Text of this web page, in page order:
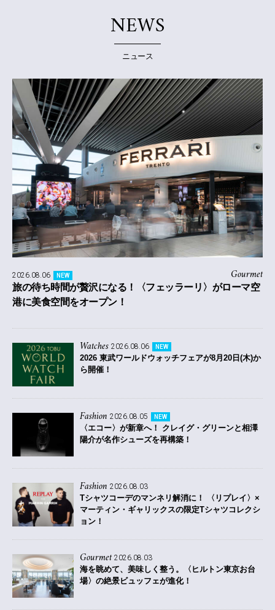
NEWS
ニュース
Gourmet
2026.08.06 NEW
旅の待ち時間が贅沢になる！〈フェッラーリ〉がローマ空
港に美食空間をオープン！
Watches 2026.08.06 NEW
2026 東武ワールドウォッチフェアが8月20日(木)か
ら開催！
Fashion 2026.08.05 NEW
〈エコー〉が新章へ！ クレイグ・グリーンと相澤
陽介が名作シューズを再構築！
Fashion 2026.08.03
Tシャツコーデのマンネリ解消に！ 〈リプレイ〉×
マーティン・ギャリックスの限定Tシャツコレクシ
ョン！
Gourmet 2026.08.03
海を眺めて、美味しく整う。〈ヒルトン東京お台
場〉の絶景ビュッフェが進化！